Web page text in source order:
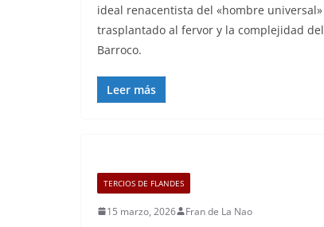
ideal renacentista del «hombre universal»
trasplantado al fervor y la complejidad del
Barroco.
Leer más
TERCIOS DE FLANDES
15 marzo, 2026 Fran de La Nao